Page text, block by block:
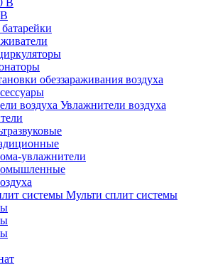
В
обеззараживания воздуха
Увлажнители воздуха
увлажнители
Мульти сплит системы